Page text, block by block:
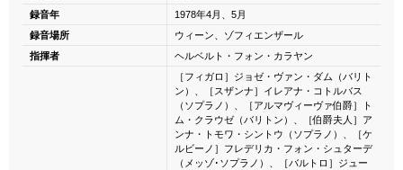
録音年
1978年4月、5月
録音場所
ウィーン、ゾフィエンザール
指揮者
ヘルベルト・フォン・カラヤン
［フィガロ］ジョゼ・ヴァン・ダム（バリト
ン）、［スザンナ］イレアナ・コトルバス
（ソプラノ）、［アルマヴィーヴァ伯爵］ト
ム・クラウゼ（バリトン）、［伯爵夫人］ア
ンナ・トモワ・シントウ（ソプラノ）、［ケ
ルビーノ］フレデリカ・フォン・シュターデ
（メッゾ･ソプラノ）、［バルトロ］ジュー